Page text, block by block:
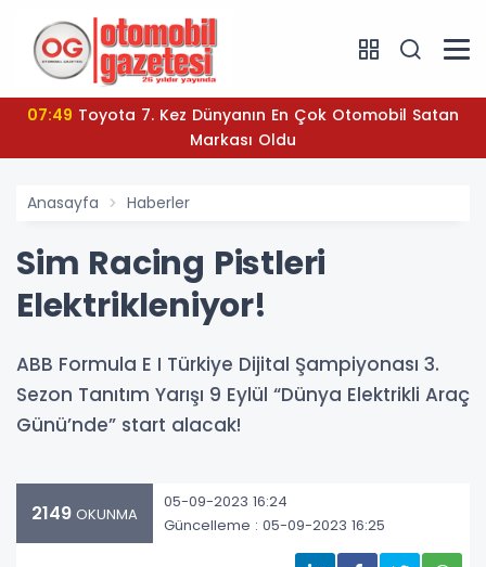
07:49
Markası Oldu
Anasayfa Haberler
Sim Racing Pistleri
Elektrikleniyor!
ABB Formula E I Türkiye Dijital Şampiyonası 3.
Sezon Tanıtım Yarışı 9 Eylül “Dünya Elektrikli Araç
Günü’nde” start alacak!
2149 OKUNMA
05-09-2023 16:24
Güncelleme : 05-09-2023 16:25